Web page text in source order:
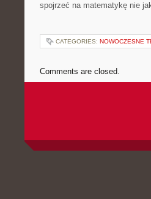
spojrzeć na matematykę nie
CATEGORIES: NOWOCZESNE
Comments are closed.